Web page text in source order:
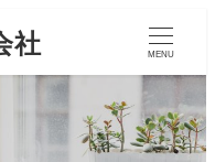
社 MENU